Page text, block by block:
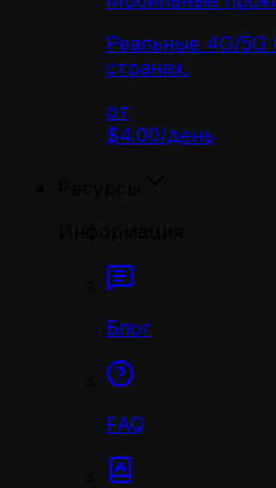
Реальные 4G/5G
странах.
от
$4.00/день
Блог
FAQ